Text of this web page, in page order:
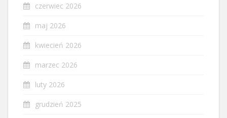
czerwiec 2026
maj 2026
kwiecień 2026
marzec 2026
luty 2026
grudzień 2025